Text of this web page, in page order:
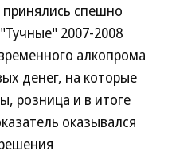
спешно
2007-2008
алкопрома
денег, на которые
розница и в итоге
оказывался